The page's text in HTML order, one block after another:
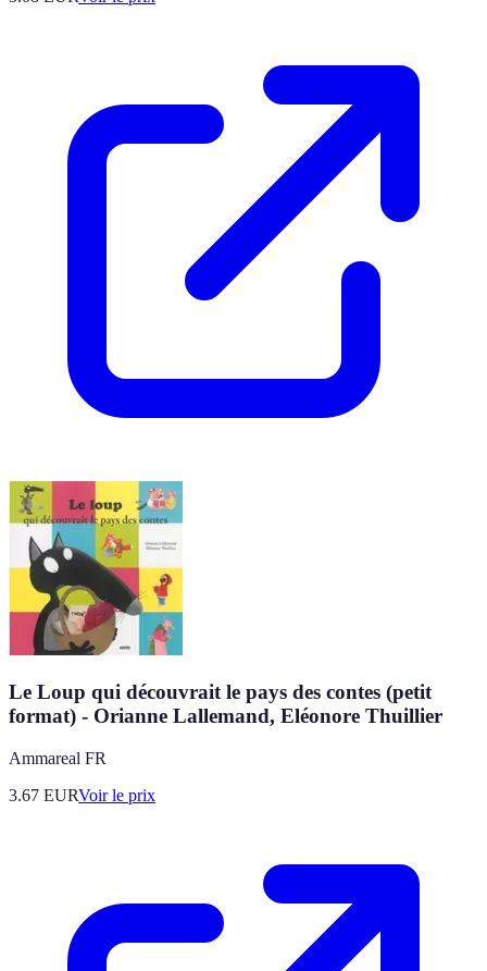
Le Loup qui découvrait le pays des contes (petit
format) - Orianne Lallemand, Eléonore Thuillier
Ammareal FR
3.67 EURVoir le prix